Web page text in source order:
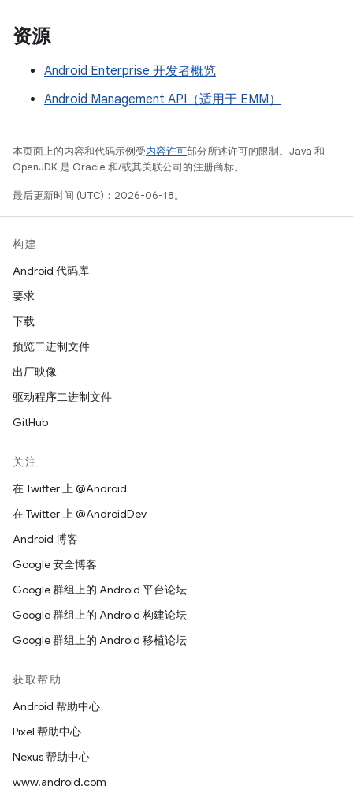
资源
Android Enterprise 开发者概览
Android Management API（适用于 EMM）
本页面上的内容和代码示例受内容许可部分所述许可的限制。Java 和
OpenJDK 是 Oracle 和/或其关联公司的注册商标。
最后更新时间 (UTC)：2026-06-18。
构建
Android 代码库
要求
下载
预览二进制文件
出厂映像
驱动程序二进制文件
GitHub
关注
在 Twitter 上 @Android
在 Twitter 上 @AndroidDev
Android 博客
Google 安全博客
Google 群组上的 Android 平台论坛
Google 群组上的 Android 构建论坛
Google 群组上的 Android 移植论坛
获取帮助
Android 帮助中心
Pixel 帮助中心
Nexus 帮助中心
www.android.com